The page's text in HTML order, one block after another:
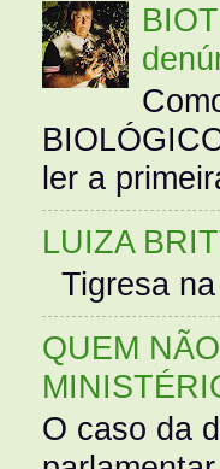
ler a
LUIZA
Tigresa
QUEM
O caso da